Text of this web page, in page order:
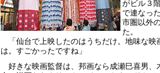
がビル３
で連なっ
市圏以外
た。
「仙台で上映したのはうちだけ。地味な映
は。すごかったですね」
好きな映画監督は、邦画なら成瀬巳喜男、